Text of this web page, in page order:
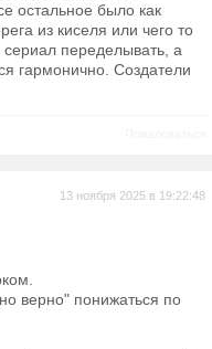
остальное было как
из киселя или чего то
переделывать, а
гармонично. Создатели
13 ноября 2025 в 19:22:48
верно" понижаться по